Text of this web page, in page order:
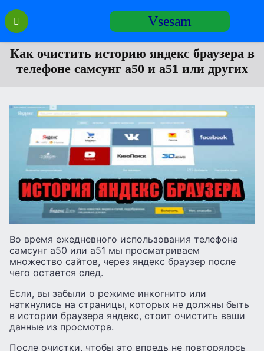
Перейти
содержанию
Vsesam
Как очистить историю яндекс браузера в
телефоне самсунг а50 и а51 или других
Во время ежедневного использования телефона
самсунг а50 или а51 мы просматриваем
множество сайтов, через яндекс браузер после
чего остается след.
Если, вы забыли о режиме инкогнито или
наткнулись на страницы, которых не должны быть
в истории браузера яндекс, стоит очистить ваши
данные из просмотра.
После очистки, чтобы это впредь не повторялось